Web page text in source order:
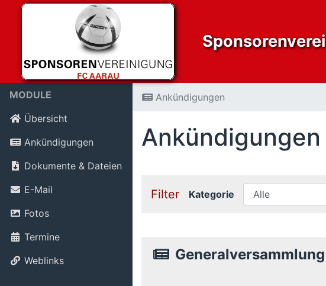
MODULE
Übersicht
Ankündigungen
Dokumente & Dateien
E-Mail
Fotos
Termine
Weblinks
Ankündigungen
Ankündigungen
Filter Kategorie